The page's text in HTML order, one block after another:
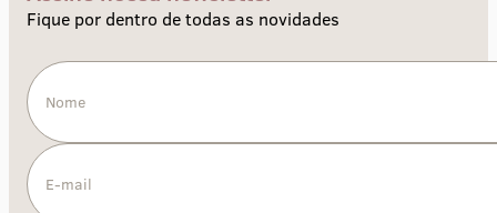
Fique por dentro de todas as novidades